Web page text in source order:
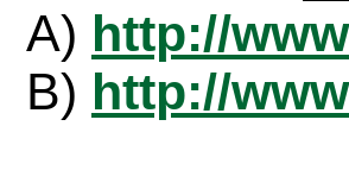
A) http://
B) http://